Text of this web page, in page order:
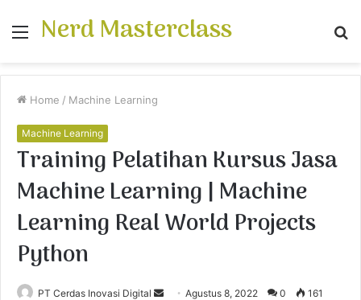
Menu
Nerd Masterclass
Home / Machine Learning
Machine Learning
Training Pelatihan Kursus Jasa
Machine Learning | Machine
Learning Real World Projects
Python
PT Cerdas Inovasi Digital Agustus 8, 2022 0 161